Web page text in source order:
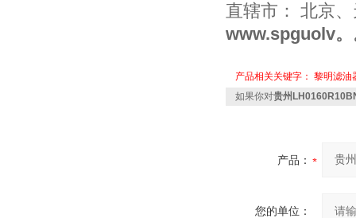
直辖市： 北京
www.spguolv。
产品相关关键字： 黎明滤油
如果你对贵州
产品：
您的单位：